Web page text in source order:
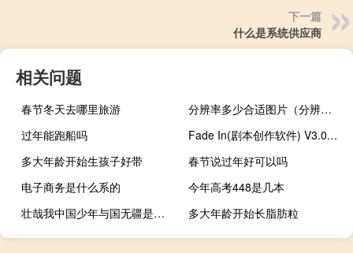
下一篇
什么是系统供应商
相关问题
春节冬天去哪里旅游
分辨率多少合适图片（分辨率多少合适）
过年能跑船吗
Fade In(剧本创作软件) V3.0.578 破解免费版（Fade In(剧本创作软件) V3.0.578 破解免费版功能简介）
多大年龄开始生孩子好带
春节说过年好可以吗
电子商务是什么系的
今年高考448是几本
壮哉我中国少年与国无疆是什么意思
多大年龄开始长脂肪粒